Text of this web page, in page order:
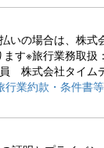
いの場合は、株式
ます※旅行業務取
株式会社タイ
行業約款・条件書等